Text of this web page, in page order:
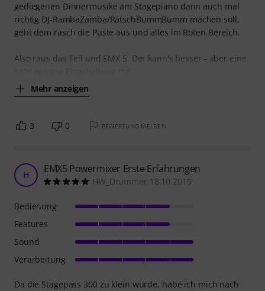
gediegenen Dinnermusike am Stagepiano dann auch mal
richtig DJ-RambaZamba/RatschBummBumm machen soll,
geht dem rasch die Puste aus und alles im Roten Bereich.
Also raus das Teil und EMX 5. Der kann's besser - aber eine
Mehr anzeigen
3 0 BEWERTUNG MELDEN
H EMX5 Powermixer Erste Erfahrungen
HW_Drummer 18.10.2019
Da die Stagepass 300 zu klein wurde, habe ich mich nach
Bedienung
Features
Sound
Verarbeitung